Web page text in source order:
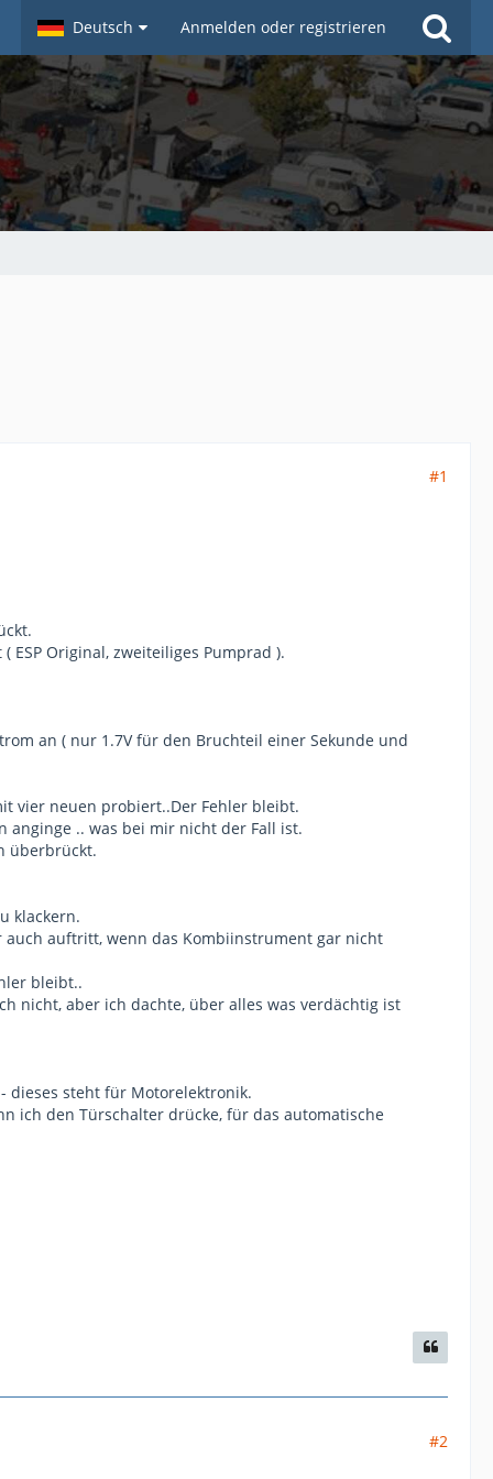
Deutsch Anmelden oder registrieren
#1
ESP Original, zweiteiliges Pumprad ).
an ( nur 1.7V für den Bruchteil einer Sekunde und
vier neuen probiert..Der Fehler bleibt.
anginge .. was bei mir nicht der Fall ist.
überbrückt.
klackern.
auftritt, wenn das Kombiinstrument gar nicht
bleibt..
nicht, aber ich dachte, über alles was verdächtig ist
dieses steht für Motorelektronik.
ich den Türschalter drücke, für das automatische
#2